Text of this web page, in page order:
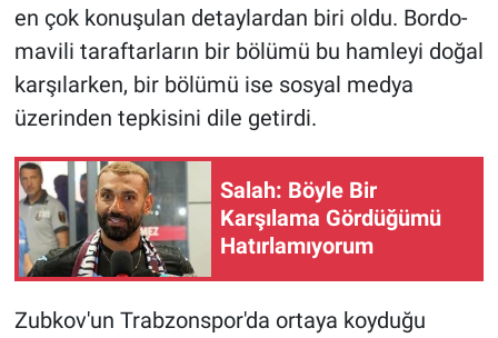
en çok konuşulan detaylardan biri oldu. Bordo-
mavili taraftarların bir bölümü bu hamleyi doğal
karşılarken, bir bölümü ise sosyal medya
üzerinden tepkisini dile getirdi.
Salah: Böyle Bir
Karşılama Gördüğümü
Hatırlamıyorum
Zubkov'un Trabzonspor'da ortaya koyduğu